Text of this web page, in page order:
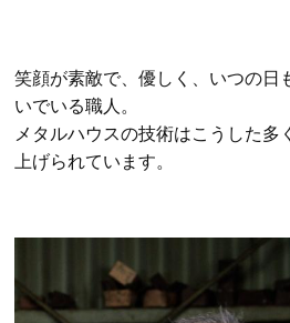
笑顔が素敵で、優しく、いつの日
いでいる職人。
メタルハウスの技術はこうした多
上げられています。